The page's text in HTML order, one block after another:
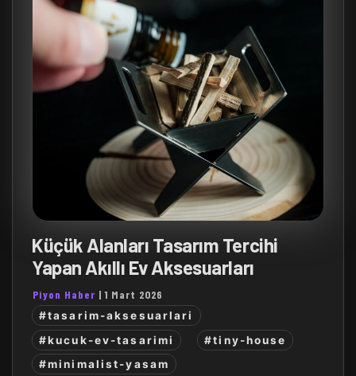
Küçük Alanları Tasarım Tercihi
Yapan Akıllı Ev Aksesuarları
Piyon Haber |1 Mart 2026
#tasarim-aksesuarlari
#kucuk-ev-tasarimi
#tiny-house
#minimalist-yasam